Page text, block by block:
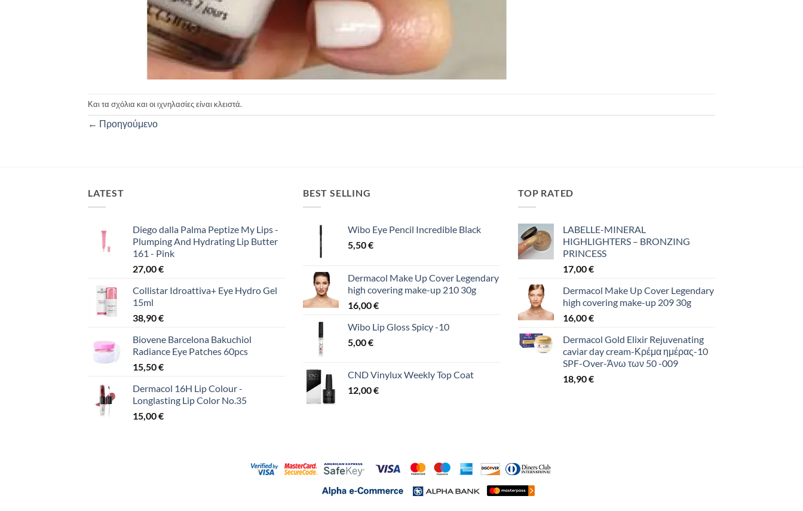
Και τα σχόλια και οι ιχνηλασίες είναι κλειστά.
← Προηγούμενο
LATEST
Diego dalla Palma Peptize My Lips -
Plumping And Hydrating Lip Butter
161 - Pink
27,00€
Collistar Idroattiva+ Eye Hydro Gel
15ml
38,90€
Biovene Barcelona Bakuchiol
Radiance Eye Patches 60pcs
15,50€
Dermacol 16H Lip Colour -
Longlasting Lip Color No.35
15,00€
BEST SELLING
Wibo Eye Pencil Incredible Black
5,50€
Dermacol Make Up Cover Legendary
high covering make-up 210 30g
16,00€
Wibo Lip Gloss Spicy -10
5,00€
CND Vinylux Weekly Top Coat
12,00€
TOP RATED
LABELLE-MINERAL
HIGHLIGHTERS – BRONZING
PRINCESS
17,00€
Dermacol Make Up Cover Legendary
high covering make-up 209 30g
16,00€
Dermacol Gold Elixir Rejuvenating
caviar day cream-Κρέμα ημέρας-10
SPF-Over-Άνω των 50 -009
18,90€